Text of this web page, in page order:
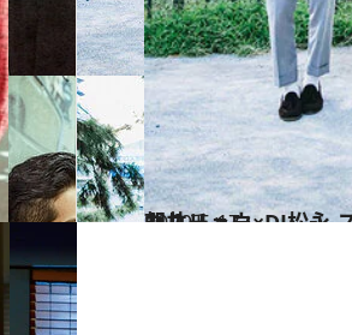
2020.5.17
朝井リョウ×DJ松永 スペシャル対談 話が終わらないソウルメイトなふたり
カルチャー